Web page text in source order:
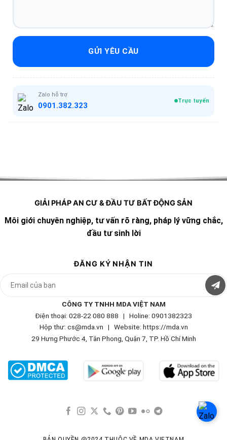
GỬI YÊU CẦU
Zalo hỗ trợ
0901.382.323 Trực tuyến
GIẢI PHÁP AN CƯ & ĐẦU TƯ BẤT ĐỘNG SẢN
Môi giới chuyên nghiệp, tư vấn rõ ràng, pháp lý vững chắc,
đầu tư sinh lời
ĐĂNG KÝ NHẬN TIN
CÔNG TY TNHH MDA VIỆT NAM
Điện thoại: 028-22 080 888 | Holine: 0901382323
Hộp thư: cs@mda.vn | Website: https://mda.vn
29 Hưng Phước 4, Tân Phong, Quận 7, TP. Hồ Chí Minh